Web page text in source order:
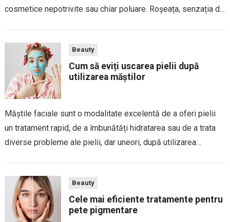
cosmetice nepotrivite sau chiar poluare. Roșeața, senzația de
Beauty
Cum să eviți uscarea pielii după
utilizarea măștilor
Măștile faciale sunt o modalitate excelentă de a oferi pielii
un tratament rapid, de a îmbunătăți hidratarea sau de a trata
diverse probleme ale pielii, dar uneori, după utilizarea
Beauty
Cele mai eficiente tratamente pentru
pete pigmentare